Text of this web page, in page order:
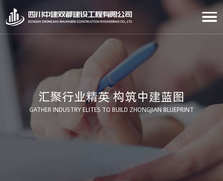
汇聚行业精英 构筑中建蓝图
GATHER INDUSTRY ELITES TO BUILD ZHONGJIAN BLUEPRINT